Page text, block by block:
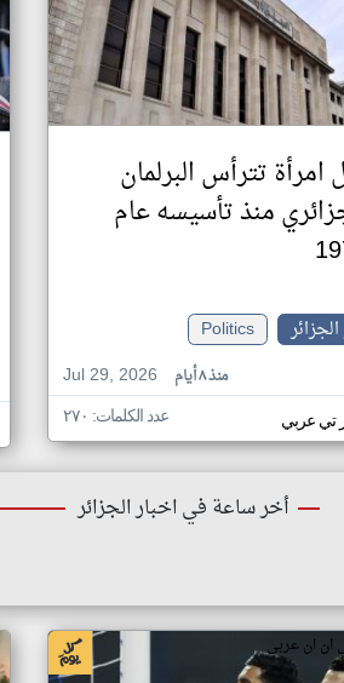
امرأة تترأس البرلمان
منذ تأسيسه عام
Politics
Jul 29, 2026
منذ ٨ أيام
تي عربي عدد الكلمات: ٢٧٠
أخر ساعة في اخبار الجزائر
ان ان عربي